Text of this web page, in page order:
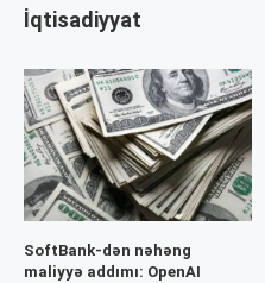
İqtisadiyyat
SoftBank-dən nəhəng
maliyyə addımı: OpenAI